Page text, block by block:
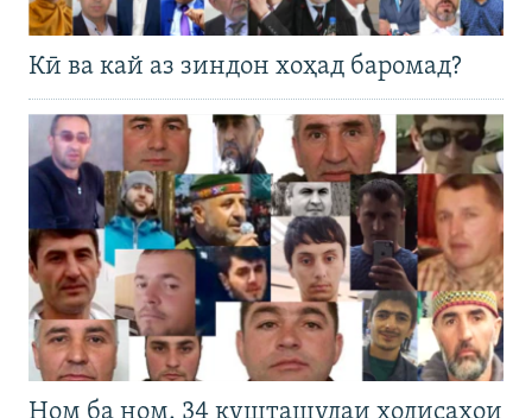
Кӣ ва кай аз зиндон хоҳад баромад?